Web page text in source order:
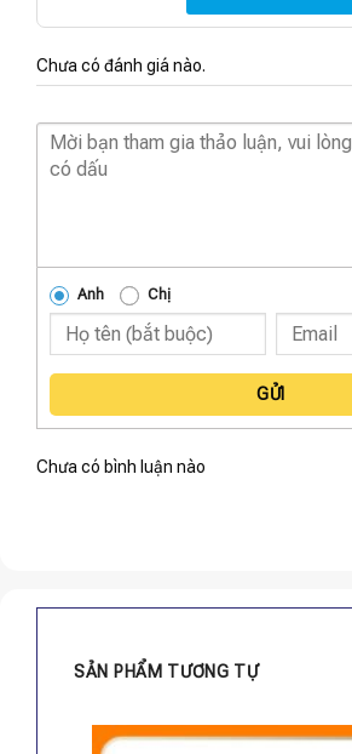
Chưa có đánh giá nào.
Anh Chị
GỬI
Chưa có bình luận nào
SẢN PHẨM TƯƠNG TỰ